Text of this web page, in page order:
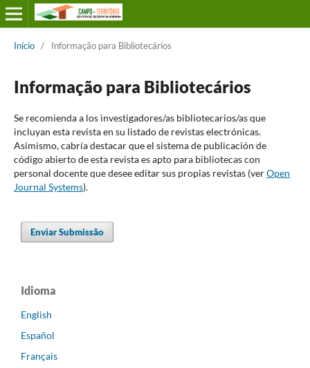
Início / Informação para Bibliotecários
Informação para Bibliotecários
Se recomienda a los investigadores/as bibliotecarios/as que
incluyan esta revista en su listado de revistas electrónicas.
Asimismo, cabría destacar que el sistema de publicación de
código abierto de esta revista es apto para bibliotecas con
personal docente que desee editar sus propias revistas (verOpen
Journal Systems).
Enviar Submissão
Idioma
English
Español
Français